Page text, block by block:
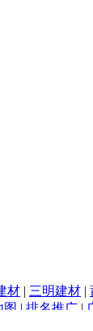
材 | 三明建材 |
图 | 排名推广 |